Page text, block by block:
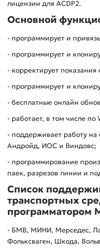
лицензии для ACDP2.
Основной
- программирует и
- программирует и
- корректирует показания
- программирует и
- бесплатные онлайн
- работает, в том числе по
- поддерживает работу
Андройд, ИОС и Виндовс;
- программирование
паек, разрезов линии и
Список
транспортных
программатором
- БМВ, МИНИ, Мерседес,
Фольксваген, Шкода,